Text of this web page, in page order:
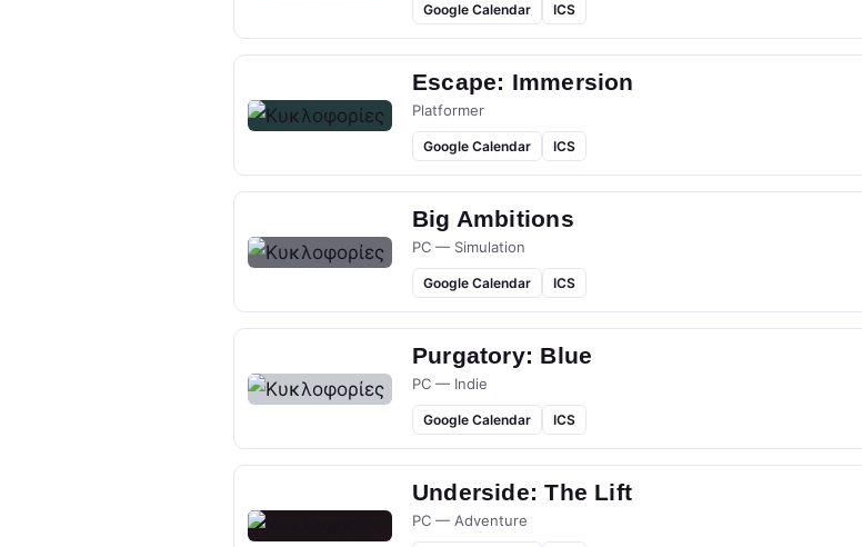
Google Calendar ICS
Escape: Immersion
Platformer
Google Calendar ICS
Big Ambitions
PC — Simulation
Google Calendar ICS
Purgatory: Blue
PC — Indie
Google Calendar ICS
Underside: The Lift
PC — Adventure